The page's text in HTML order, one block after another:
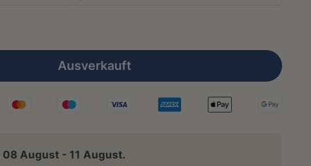
Ausverkauft
08 August - 11 August.